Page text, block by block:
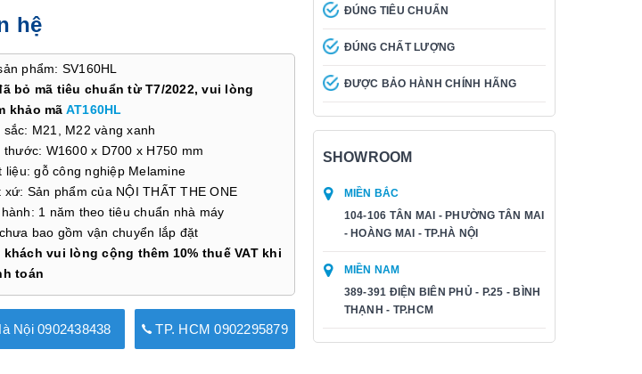
hệ
phẩm: SV160HL
bỏ mã tiêu chuẩn từ T7/2022, vui lòng
khảo mã AT160HL
sắc: M21, M22 vàng xanh
thước: W1600 x D700 x H750 mm
liệu: gỗ công nghiệp Melamine
xứ: Sản phẩm của NỘI THẤT THE ONE
hành: 1 năm theo tiêu chuẩn nhà máy
bao gồm vận chuyển lắp đặt
khách vui lòng cộng thêm 10% thuế VAT khi
toán
Nội 0902438438 TP. HCM 0902295879
ĐÚNG TIÊU CHUẨN
ĐÚNG CHẤT LƯỢNG
ĐƯỢC BẢO HÀNH CHÍNH HÃNG
SHOWROOM
MIỀN BẮC
104-106 TÂN MAI - PHƯỜNG TÂN MAI
- HOÀNG MAI - TP.HÀ NỘI
MIỀN NAM
389-391 ĐIỆN BIÊN PHỦ - P.25 - BÌNH
THẠNH - TP.HCM